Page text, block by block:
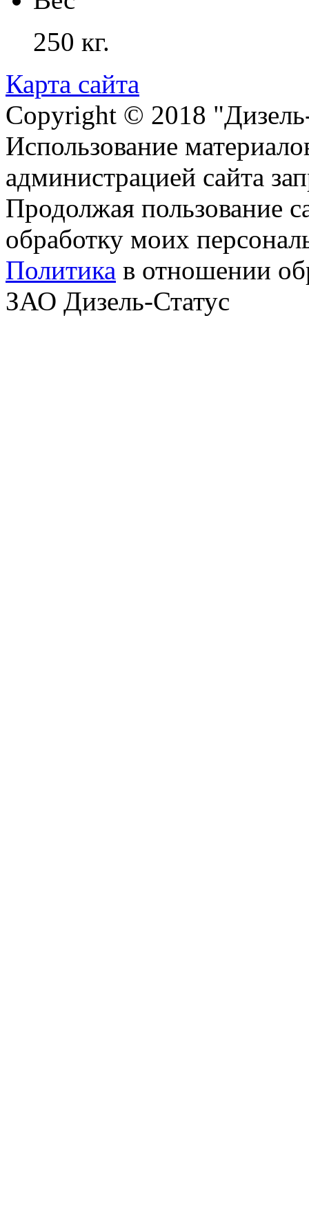
250 кг.
Карта сайта
Copyright © 2018
Использование
администрацией сайта
Продолжая пользование
обработку моих
Политика в отношении
ЗАО Дизель-Статус